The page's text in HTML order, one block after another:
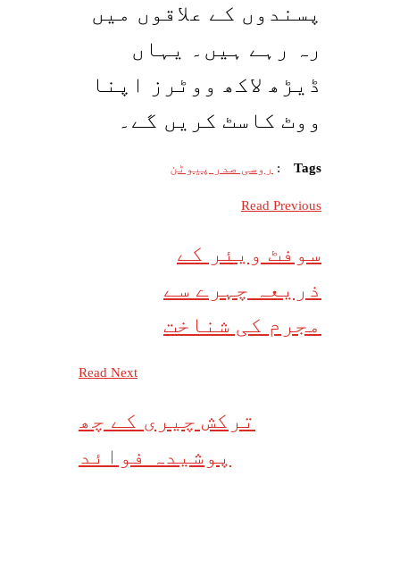
پسندوں کے علاقوں میں
رہ رہے ہیں۔ یہاں
ڈیڑھ لاکھ ووٹرز اپنا
ووٹ کاسٹ کریں گے۔
Tags
: روسی صدر پیوٹن
Read Previous
سوفٹ ویئر کے
ذریعہ چہرے سے
مجرم کی شناخت
Read Next
ترکش چیری کے چھ
پوشیدہ فوائد